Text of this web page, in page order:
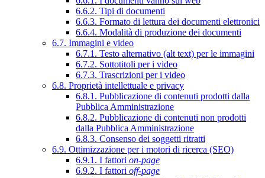
6.6.2. Tipi di documenti
6.6.3. Formato di lettura dei documenti elettronici
6.6.4. Modalità di produzione dei documenti
6.7. Immagini e video
6.7.1. Testo alternativo (alt text) per le immagini
6.7.2. Sottotitoli per i video
6.7.3. Trascrizioni per i video
6.8. Proprietà intellettuale e privacy
6.8.1. Pubblicazione di contenuti prodotti dalla
Pubblica Amministrazione
6.8.2. Pubblicazione di contenuti non prodotti
dalla Pubblica Amministrazione
6.8.3. Consenso dei soggetti ritratti
6.9. Ottimizzazione per i motori di ricerca (SEO)
6.9.1. I fattori on-page
6.9.2. I fattori off-page